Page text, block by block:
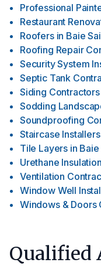
Professional
Restaurant
Roofers in Baie
Roofing Repair
Security System
Septic Tank
Siding Contractors
Sodding
Soundproofing
Staircase Installers
Tile Layers in Baie
Urethane
Ventilation
Window Well
Windows & Doors
Qualified